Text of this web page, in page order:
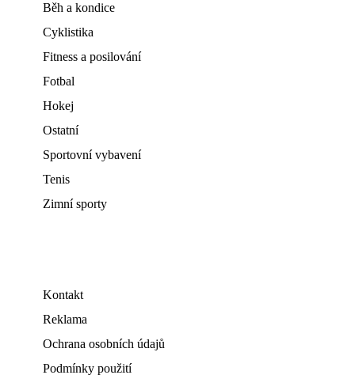
Běh a kondice
Cyklistika
Fitness a posilování
Fotbal
Hokej
Ostatní
Sportovní vybavení
Tenis
Zimní sporty
Kontakt
Reklama
Ochrana osobních údajů
Podmínky použití